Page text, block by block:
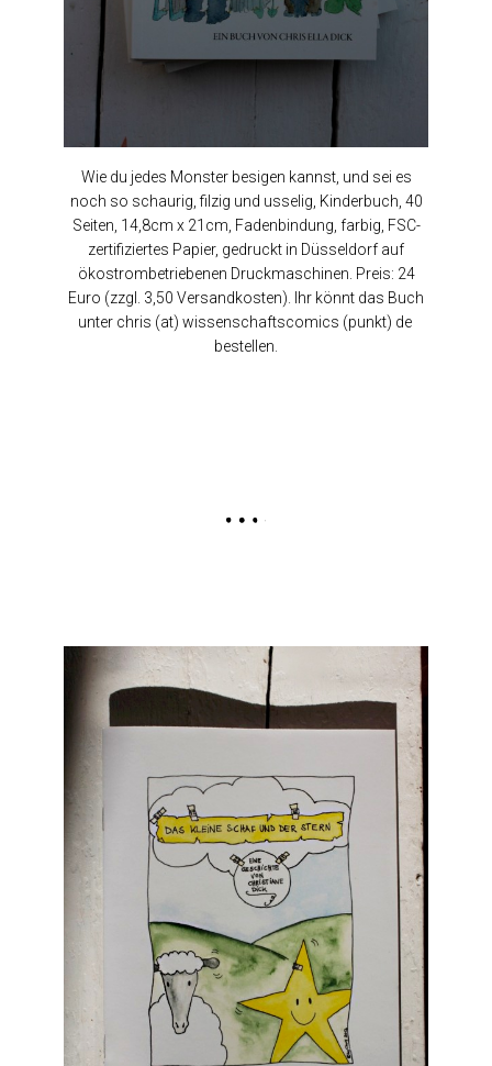
Wie du jedes Monster besigen kannst, und sei es
noch so schaurig, filzig und usselig, Kinderbuch, 40
Seiten, 14,8cm x 21cm, Fadenbindung, farbig, FSC-
zertifiziertes Papier, gedruckt in Düsseldorf auf
ökostrombetriebenen Druckmaschinen. Preis: 24
Euro (zzgl. 3,50 Versandkosten). Ihr könnt das Buch
unter chris (at) wissenschaftscomics (punkt) de
bestellen.